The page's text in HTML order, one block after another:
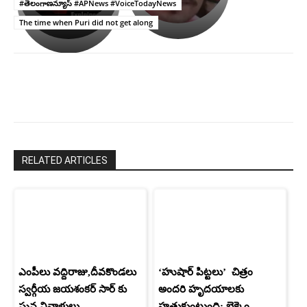
హీరోయిన్‏గా
ఉపాసన..
పాపం
రామ్
#తెలంగాణన్యూస్ #APNews #VoiceTodayNews
The time when Puri did not get along
RELATED ARTICLES
ఎంపీలు వద్దిరాజు,దీవకొండలు
స్వర్గీయ జయశంకర్ సార్ కు
‘హుషార్‌ పిట్టలు’ చిత్రం
అందరి హృదయాలకు